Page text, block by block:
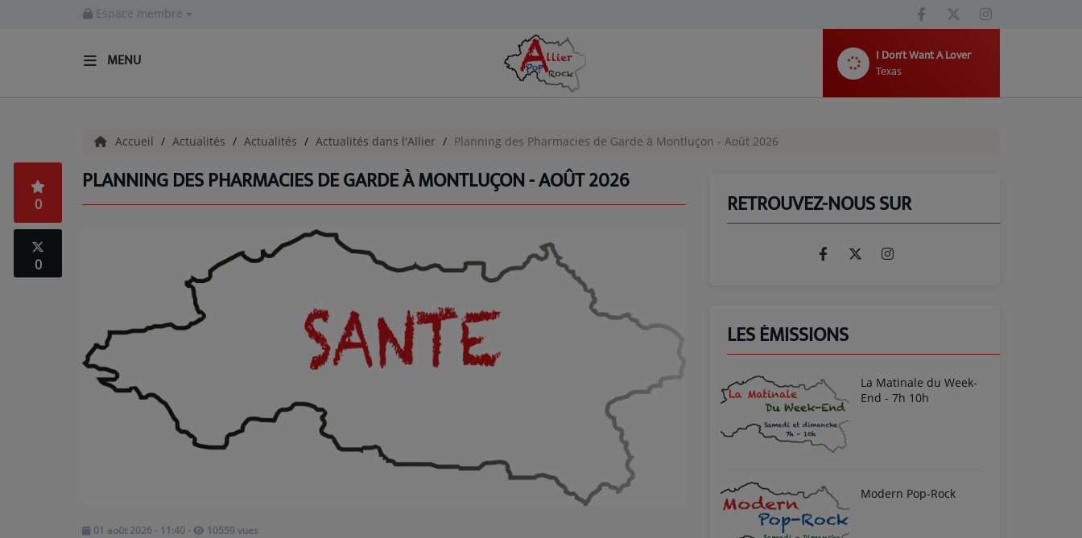
Espace membre
MENU
I Don't Want A Lover
Texas
INFOS - ALLIER
AGENDA CULTUREL - ALLIER
INFOS POP ROCK
Accueil Actualités Actualités Actualités dans l'Allier Planning des Pharmacies de Garde à Montluçon - Août 2026
PLANNING DES PHARMACIES DE GARDE À MONTLUÇON - AOÛT 2026
0
0
01 août 2026 - 11:40 - 10559 vues
RETROUVEZ-NOUS SUR
LES ÉMISSIONS
La Matinale du Week-
End - 7h 10h
Modern Pop-Rock